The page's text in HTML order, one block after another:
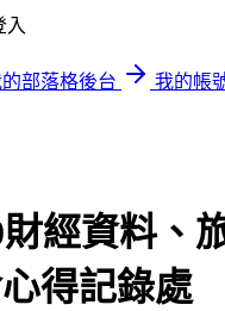
入
部落格後台
我的帳
財經資料、
得記錄處